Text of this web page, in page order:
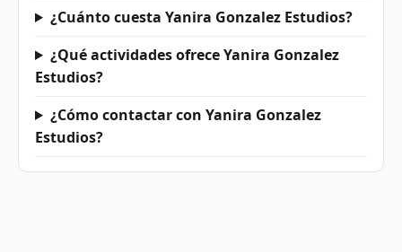
¿Cuánto cuesta Yanira Gonzalez Estudios?
¿Qué actividades ofrece Yanira Gonzalez
Estudios?
¿Cómo contactar con Yanira Gonzalez
Estudios?